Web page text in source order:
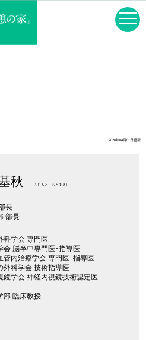
2026年04月01日更新
秋 （ふじもと もとあき）
長
部長
科学会 専門医
会 脳卒中専門医･指導医
管内治療学会 専門医･指導医
外科学会 技術指導医
鏡学会 神経内視鏡技術認定医
部 臨床教授